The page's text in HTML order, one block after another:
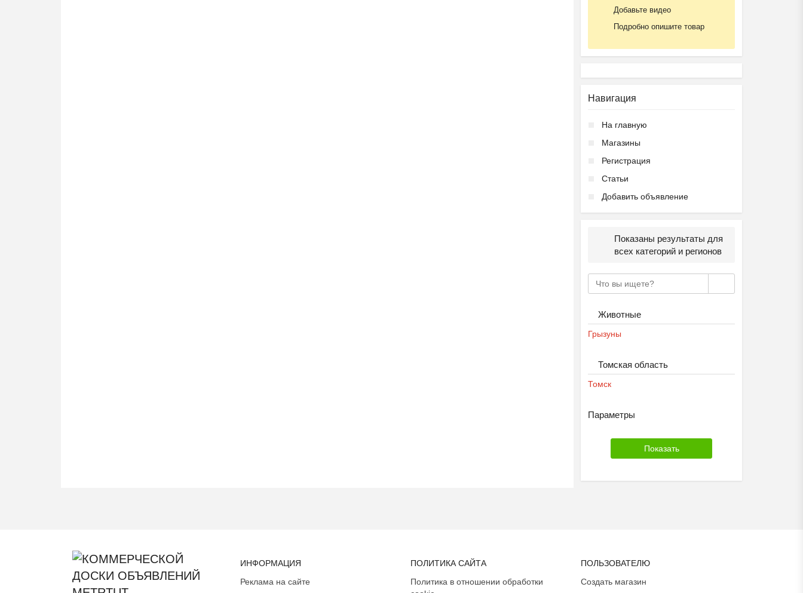
Добавьте видео
Подробно опишите товар
Навигация
На главную
Магазины
Регистрация
Статьи
Добавить объявление
Показаны результаты для
всех категорий и регионов
Животные
Грызуны
Томская область
Томск
Параметры
ИНФОРМАЦИЯ
Реклама на сайте
ПОЛИТИКА САЙТА
Политика в отношении обработки
ПОЛЬЗОВАТЕЛЮ
Создать магазин